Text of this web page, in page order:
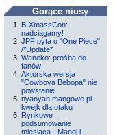
Gorące niusy
B-XmassCon:
nadciągamy!
JPF pyta o "One Piece"
/*Update*
Waneko: prośba do
fanów
Aktorska wersja
"Cowboya Bebopa" nie
powstanie
nyanyan.mangowe.pl -
kwejk dla otaku
Rynkowe
podsumowanie
miesiąca - Mangi i